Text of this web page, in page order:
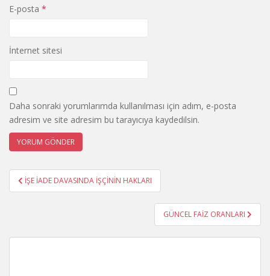
E-posta *
İnternet sitesi
Daha sonraki yorumlarımda kullanılması için adım, e-posta
adresim ve site adresim bu tarayıcıya kaydedilsin.
Yazı
gezinmesi
İŞE İADE DAVASINDA İŞÇİNİN HAKLARI
GÜNCEL FAİZ ORANLARI